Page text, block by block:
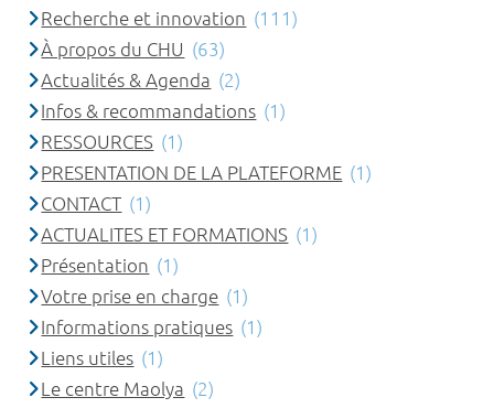
Recherche et innovation (111)
À propos du CHU (63)
Actualités & Agenda (2)
Infos & recommandations (1)
RESSOURCES (1)
PRESENTATION DE LA PLATEFORME (1)
CONTACT (1)
ACTUALITES ET FORMATIONS (1)
Présentation (1)
Votre prise en charge (1)
Informations pratiques (1)
Liens utiles (1)
Le centre Maolya (2)